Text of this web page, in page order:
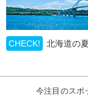
CHECK! 北海道の
今注目のスポ